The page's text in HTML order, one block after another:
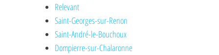
Relevant
Saint-Georges-sur-Renon
Saint-André-le-Bouchoux
Dompierre-sur-Chalaronne